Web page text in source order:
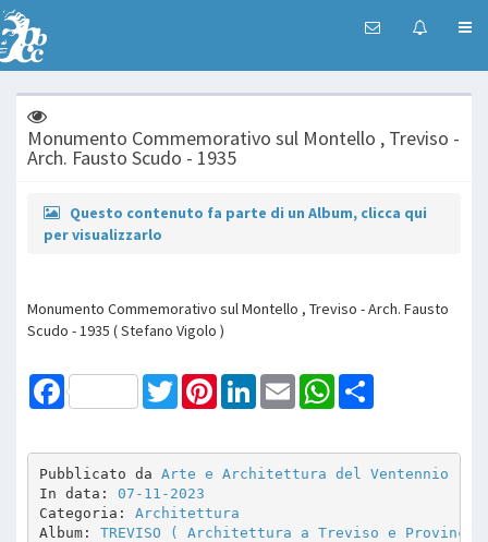
Monumento Commemorativo sul Montello , Treviso -
Arch. Fausto Scudo - 1935
Questo contenuto fa parte di un Album, clicca qui
per visualizzarlo
Monumento Commemorativo sul Montello , Treviso - Arch. Fausto
Scudo - 1935 ( Stefano Vigolo )
Facebook TwitterPinterestLinkedInEmail WhatsApp
Pubblicato da Arte e Architettura del Ventennio
In data: 07-11-2023
Categoria: Architettura
Album: TREVISO ( Architettura a Treviso e